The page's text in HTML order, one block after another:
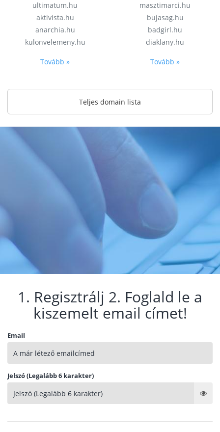
ultimatum.hu
aktivista.hu
anarchia.hu
kulonvelemeny.hu
Tovább »
masztimarci.hu
bujasag.hu
badgirl.hu
diaklany.hu
Tovább »
Teljes domain lista
1. Regisztrálj 2. Foglald le a
kiszemelt email címet!
Email
Jelszó (Legalább 6 karakter)